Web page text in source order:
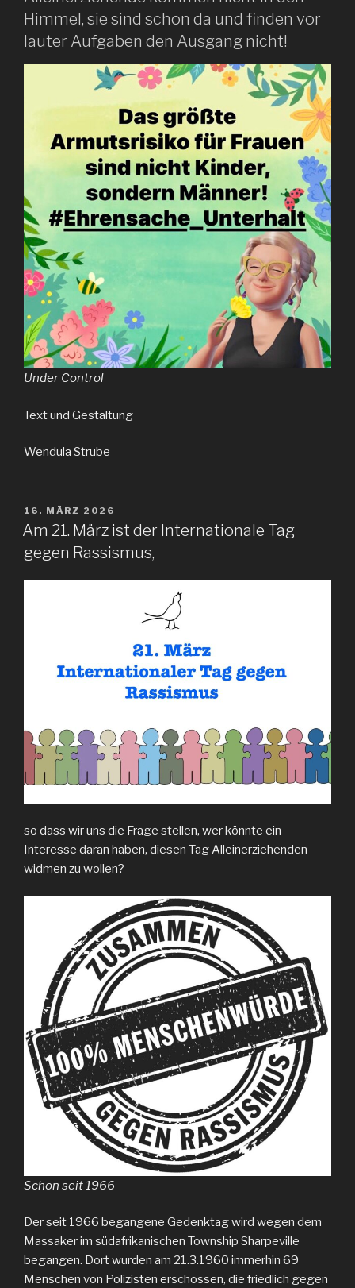
Himmel, sie sind schon da und finden vor
lauter Aufgaben den Ausgang nicht!
Under Control
Text und Gestaltung
Wendula Strube
VERÖFFENTLICHT
AM
16. MÄRZ 2026
Am 21. März ist der Internationale Tag
gegen Rassismus,
so dass wir uns die Frage stellen, wer könnte ein
Interesse daran haben, diesen Tag Alleinerziehenden
widmen zu wollen?
Schon seit 1966
Der seit 1966 begangene Gedenktag wird wegen dem
Massaker im südafrikanischen Township Sharpeville
begangen. Dort wurden am 21.3.1960 immerhin 69
Menschen von Polizisten erschossen, die friedlich gegen